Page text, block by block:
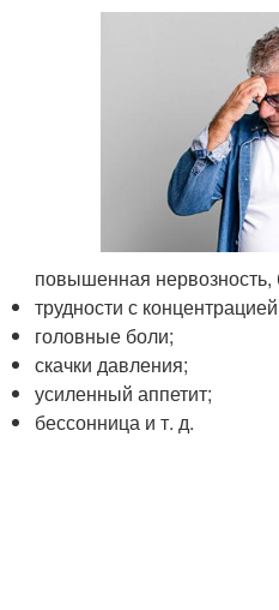
повышенная нервозность,
трудности с
головные боли;
скачки давления;
усиленный аппетит;
бессонница и т. д.